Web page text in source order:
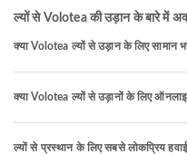
ल्यों से Volotea की उड़ान के बारे में
क्या Volotea ल्यों से उड़ान के लिए सामान
क्या Volotea ल्यों से उड़ानों के लिए
ल्यों से प्रस्थान के लिए सबसे लोकप्रिय